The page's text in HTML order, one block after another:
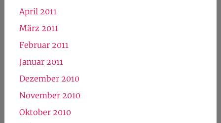
April 2011
März 2011
Februar 2011
Januar 2011
Dezember 2010
November 2010
Oktober 2010